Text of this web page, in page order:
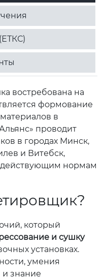
востребована на
формование
в
проводит
в городах Минск,
и Витебск,
действующим нормам
который
и сушку
установках.
умения
и знание